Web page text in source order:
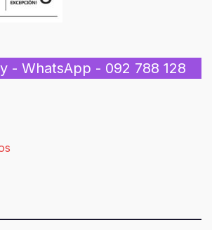
- WhatsApp - 092 788 128